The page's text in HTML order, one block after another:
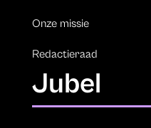
Onze missie
Redactieraad
Jubel